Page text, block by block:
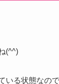
(^^)
いる状態なので